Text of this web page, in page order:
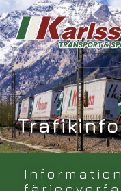
Trafikinfo